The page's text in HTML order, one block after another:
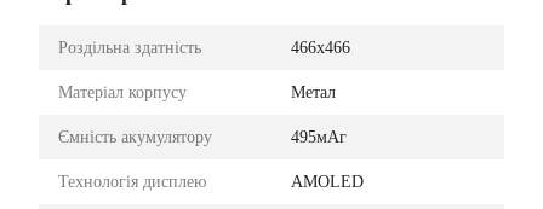
Роздільна здатність 466х466
Матеріал корпусу Метал
Ємність акумулятору 495мАг
Технологія дисплею AMOLED